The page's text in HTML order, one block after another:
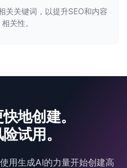
关关键词，以提升SEO和内容
相关性。
地创建。
试用。
用生成AI的力量开始创建高